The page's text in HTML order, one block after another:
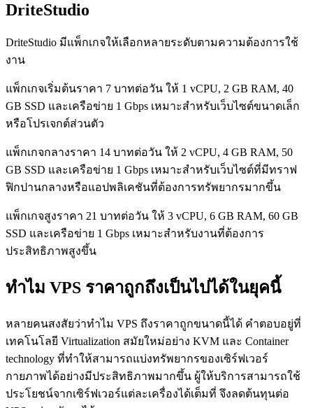
DriteStudio
DriteStudio มีแพ็กเกจให้เลือกหลายระดับตามความต้องการใช้
งาน
แพ็กเกจเริ่มต้นราคา 7 บาทต่อวัน ให้ 1 vCPU, 2 GB RAM, 40
GB SSD และเครือข่าย 1 Gbps เหมาะสำหรับเว็บไซต์ขนาดเล็ก
หรือโปรเจกต์ส่วนตัว
แพ็กเกจกลางราคา 14 บาทต่อวัน ให้ 2 vCPU, 4 GB RAM, 50
GB SSD และเครือข่าย 1 Gbps เหมาะสำหรับเว็บไซต์ที่มีทราฟ
ฟิกปานกลางหรือแอปพลิเคชันที่ต้องการทรัพยากรมากขึ้น
แพ็กเกจสูงราคา 21 บาทต่อวัน ให้ 3 vCPU, 6 GB RAM, 60 GB
SSD และเครือข่าย 1 Gbps เหมาะสำหรับงานที่ต้องการ
ประสิทธิภาพสูงขึ้น
ทำไม VPS ราคาถูกถึงเป็นไปได้ในยุคนี้
หลายคนสงสัยว่าทำไม VPS ถึงราคาถูกขนาดนี้ได้ คำตอบอยู่ที่
เทคโนโลยี Virtualization สมัยใหม่อย่าง KVM และ Container
technology ที่ทำให้สามารถแบ่งทรัพยากรของเซิร์ฟเวอร์
กายภาพได้อย่างมีประสิทธิภาพมากขึ้น ผู้ให้บริการสามารถใช้
ประโยชน์จากเซิร์ฟเวอร์แต่ละเครื่องได้เต็มที่ จึงลดต้นทุนต่อ